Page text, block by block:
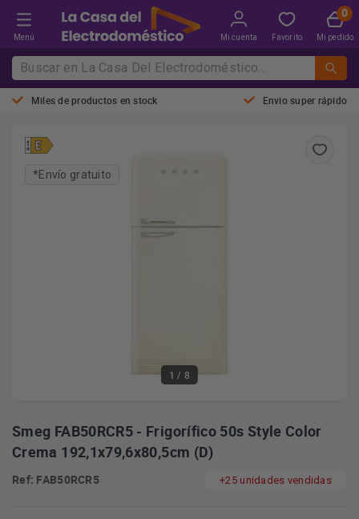
Menú Mi cuenta Favorito Mi pedido
Miles de productos en stock Envio super rápido
1 / 8
*Envío gratuito
Smeg FAB50RCR5 - Frigorífico 50s Style Color
Crema 192,1x79,6x80,5cm (D)
Ref: FAB50RCR5 +25 unidades vendidas